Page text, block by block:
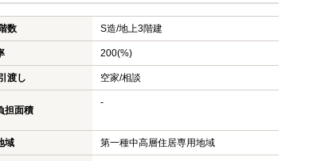
数 S造/地上3階建
200(%)
渡し 空家/相談
担面積
-
域 第一種中高層住居専用地域